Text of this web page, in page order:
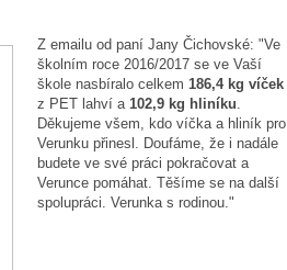
Z emailu od paní Jany Čichovské: "Ve
školním roce 2016/2017 se ve Vaší
škole nasbíralo celkem 186,4 kg víček
z PET lahví a 102,9 kg hliníku
Děkujeme všem, kdo víčka a hliník pro
Verunku přinesl. Doufáme, že i nadále
budete ve své práci pokračovat a
Verunce pomáhat. Těšíme se na další
spolupráci. Verunka s rodinou."